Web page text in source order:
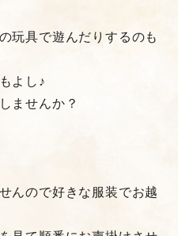
玩具で遊んだりするのも
よし♪
ませんか？
んので好きな服装でお越